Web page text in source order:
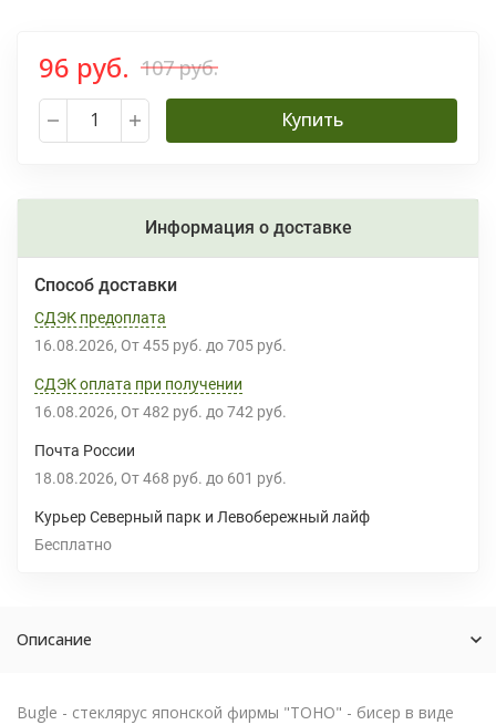
96 руб. 107 руб.
Купить
Информация о доставке
Способ доставки
СДЭК предоплата
16.08.2026 От 455 руб. до 705 руб.
СДЭК оплата при получении
16.08.2026 От 482 руб. до 742 руб.
Почта России
18.08.2026 От 468 руб. до 601 руб.
Курьер Северный парк и Левобережный лайф
Бесплатно
Описание
Bugle - стеклярус японской фирмы "TOHO" - бисер в виде